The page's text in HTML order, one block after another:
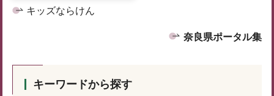
キッズならけん
奈良県ポータル集
キーワードから探す